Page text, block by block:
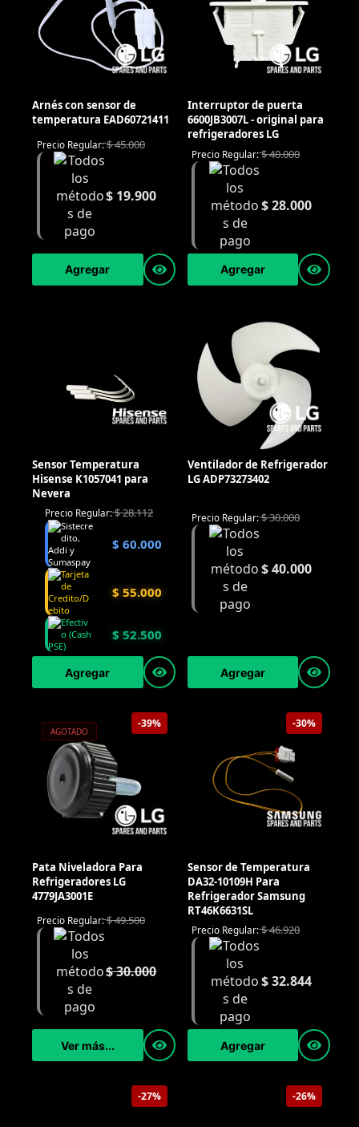
Arnés con sensor de
temperatura EAD60721411
Precio Regular:$45.000
$ 19.900
Agregar
Interruptor de puerta
6600JB3007L - original para
refrigeradores LG
Precio Regular:$40.000
$28.000
Agregar
Sensor Temperatura
Hisense K1057041 para
Nevera
Precio Regular:$28.112
$ 60.000
$ 55.000
$ 52.500
Agregar
Ventilador de Refrigerador
LG ADP73273402
Precio Regular:$30.000
$40.000
Agregar
-39%
AGOTADO
Pata Niveladora Para
Refrigeradores LG
4779JA3001E
Precio Regular:$49.500
$30.000
Ver más...
-30%
Sensor de Temperatura
DA32-10109H Para
Refrigerador Samsung
RT46K6631SL
Precio Regular:$46.920
$32.844
Agregar
-27% -26%